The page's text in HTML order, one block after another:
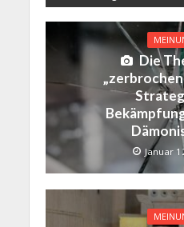
Die
Januar